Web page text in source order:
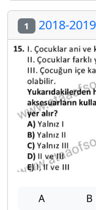
1 2018-
A B